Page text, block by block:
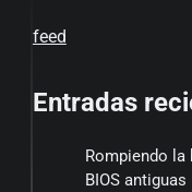
feed
Entradas
Rompiendo
BIOS antiguas